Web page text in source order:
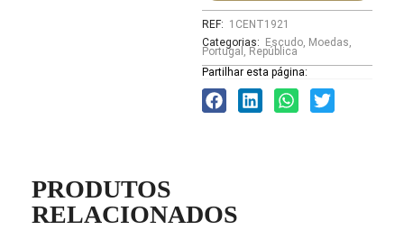
REF: 1CENT1921
Categorias:
Escudo, Moedas,
Portugal , República
Partilhar esta página:
PRODUTOS
RELACIONADOS